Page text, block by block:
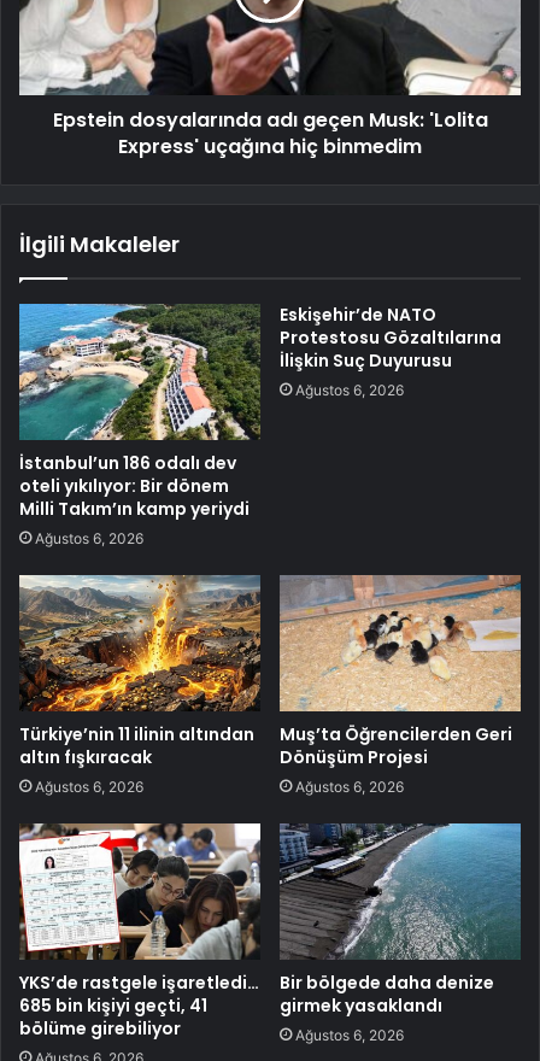
Epstein dosyalarında adı geçen Musk: 'Lolita
Express' uçağına hiç binmedim
İlgili Makaleler
İstanbul’un 186 odalı dev
oteli yıkılıyor: Bir dönem
Milli Takım’ın kamp yeriydi
Ağustos 6, 2026
Eskişehir’de NATO
Protestosu Gözaltılarına
İlişkin Suç Duyurusu
Ağustos 6, 2026
Türkiye’nin 11 ilinin altından
altın fışkıracak
Ağustos 6, 2026
Muş’ta Öğrencilerden Geri
Dönüşüm Projesi
Ağustos 6, 2026
YKS’de rastgele işaretledi…
685 bin kişiyi geçti, 41
bölüme girebiliyor
Bir bölgede daha denize
girmek yasaklandı
Ağustos 6, 2026